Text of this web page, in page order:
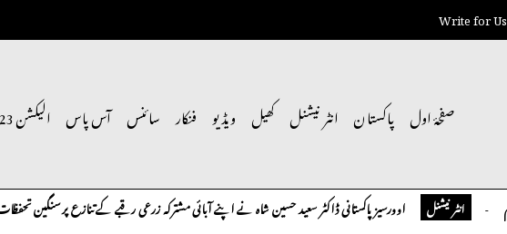
Write for Us
صفحۂ اول پاکستان انٹر نیشنل کھیل ویڈیو فنکار سائنس آس پاس الیکشن 2023
انٹر نیشنل اوورسیز پاکستانی ڈاکٹر سعید حسین شاہ نے اپنے آبائی مشترکہ زرعی رقبے کے تنازع پر سنگین تحفظات